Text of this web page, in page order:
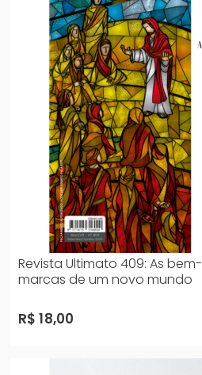
Revista Ultimato 409: As
marcas de um novo mundo
R$ 18,00